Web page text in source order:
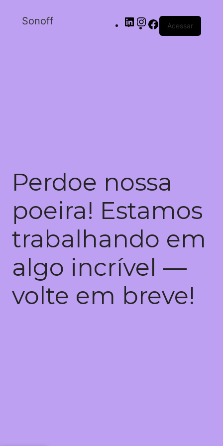
Sonoff Acessar
Perdoe nossa
poeira! Estamos
trabalhando em
algo incrível —
volte em breve!